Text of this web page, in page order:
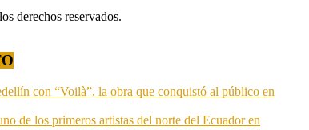
derechos reservados.
con “Voilà”, la obra que conquistó al público en
de los primeros artistas del norte del Ecuador en